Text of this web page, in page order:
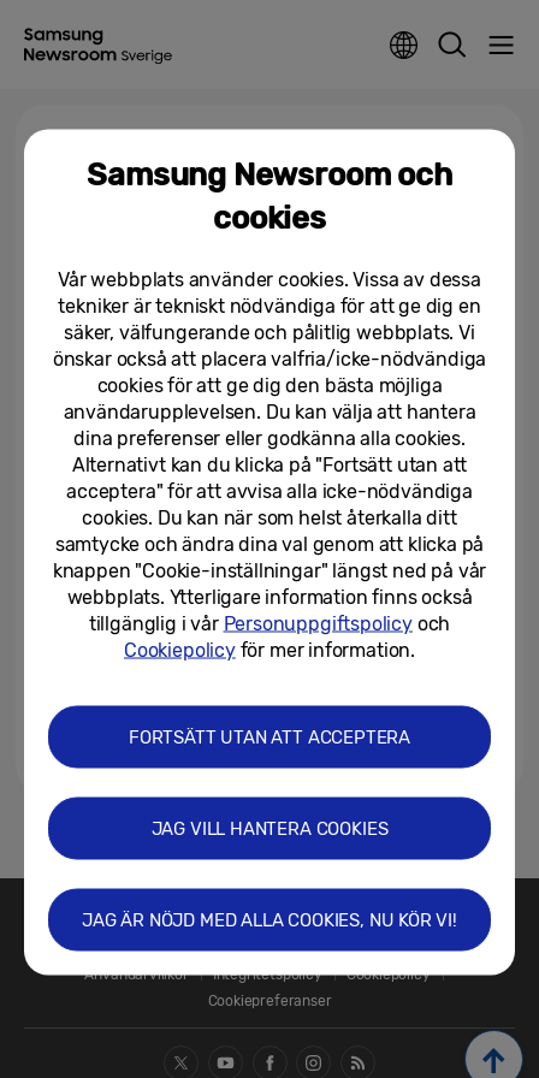
Samsung visar upp nya A-65%
2nd Gen Bespoke AI Laundry...
28/08/2025
[Del 2] Samsung Bespoke AI
Laundry Combo™: Innovation
och smart boende i harmoni
06/12/2024
1
Kontakta oss
SAMSUNG.SE
Användarvillkor
Integritetspolicy
Cookiepolicy
Cookiepreferanser
Samsung Newsroom och
cookies
Vår webbplats använder cookies. Vissa av dessa
tekniker är tekniskt nödvändiga för att ge dig en
säker, välfungerande och pålitlig webbplats. Vi
önskar också att placera valfria/icke-nödvändiga
cookies för att ge dig den bästa möjliga
användarupplevelsen. Du kan välja att hantera
dina preferenser eller godkänna alla cookies.
Alternativt kan du klicka på "Fortsätt utan att
acceptera" för att avvisa alla icke-nödvändiga
cookies. Du kan när som helst återkalla ditt
samtycke och ändra dina val genom att klicka på
knappen "Cookie-inställningar" längst ned på vår
webbplats. Ytterligare information finns också
tillgänglig i vår Personuppgiftspolicyoch
Cookiepolicyför mer information.
FORTSÄTT UTAN ATT ACCEPTERA
JAG VILL HANTERA COOKIES
JAG ÄR NÖJD MED ALLA COOKIES, NU KÖR VI!